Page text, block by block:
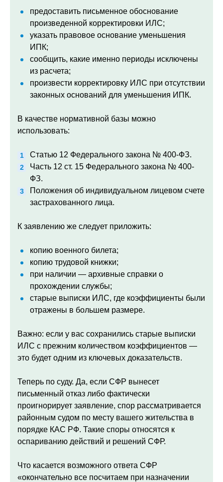
предоставить письменное обоснование
произведенной корректировки ИЛС;
указать правовое основание уменьшения
ИПК;
сообщить, какие именно периоды исключены
из расчета;
произвести корректировку ИЛС при отсутствии
законных оснований для уменьшения ИПК.
В качестве нормативной базы можно
использовать:
Статью 12 Федерального закона № 400-ФЗ.
Часть 12 ст. 15 Федерального закона № 400-
ФЗ.
Положения об индивидуальном лицевом счете
застрахованного лица.
К заявлению же следует приложить:
копию военного билета;
копию трудовой книжки;
при наличии — архивные справки о
прохождении службы;
старые выписки ИЛС, где коэффициенты были
отражены в большем размере.
Важно: если у вас сохранились старые выписки
ИЛС с прежним количеством коэффициентов —
это будет одним из ключевых доказательств.
Теперь по суду. Да, если СФР вынесет
письменный отказ либо фактически
проигнорирует заявление, спор рассматривается
районным судом по месту вашего жительства в
порядке КАС РФ. Такие споры относятся к
оспариванию действий и решений СФР.
Что касается возможного ответа СФР
«окончательно все посчитаем при назначении